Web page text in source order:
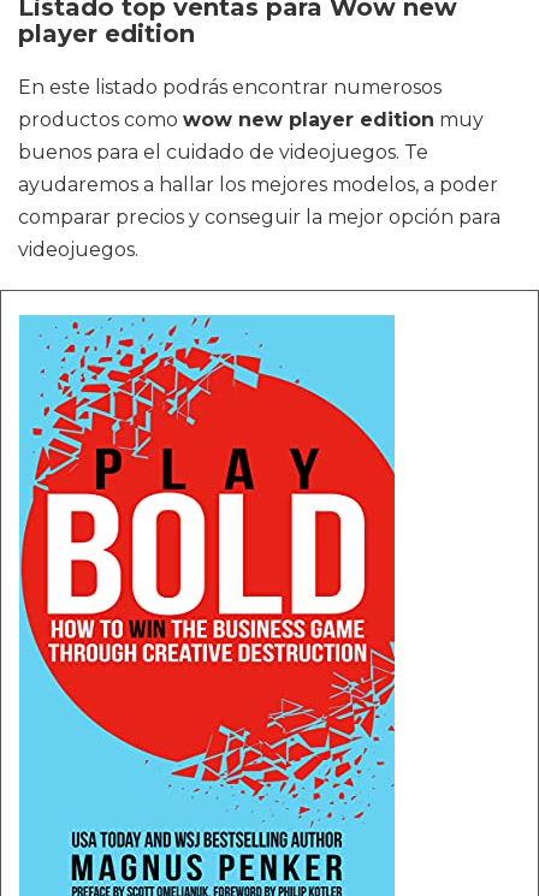
Listado top ventas para Wow new
player edition
En este listado podrás encontrar numerosos
productos como wow new player edition muy
buenos para el cuidado de videojuegos. Te
ayudaremos a hallar los mejores modelos, a poder
comparar precios y conseguir la mejor opción para
videojuegos.